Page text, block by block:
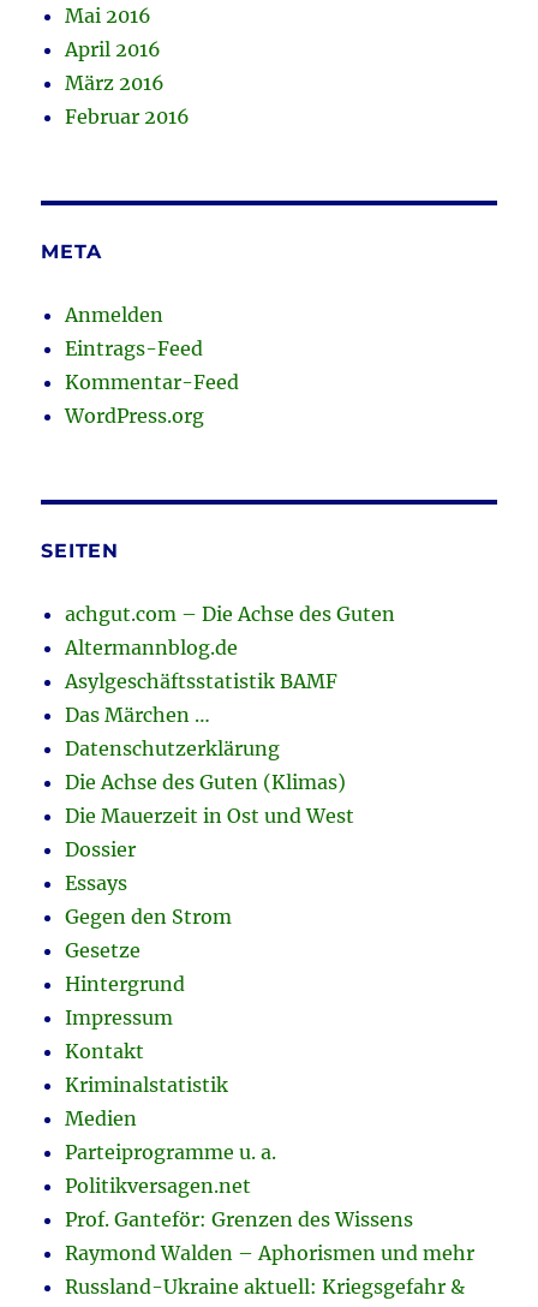
Mai 2016
April 2016
März 2016
Februar 2016
META
Anmelden
Eintrags-Feed
Kommentar-Feed
WordPress.org
SEITEN
achgut.com – Die Achse des Guten
Altermannblog.de
Asylgeschäftsstatistik BAMF
Das Märchen …
Datenschutzerklärung
Die Achse des Guten (Klimas)
Die Mauerzeit in Ost und West
Dossier
Essays
Gegen den Strom
Gesetze
Hintergrund
Impressum
Kontakt
Kriminalstatistik
Medien
Parteiprogramme u. a.
Politikversagen.net
Prof. Ganteför: Grenzen des Wissens
Raymond Walden – Aphorismen und mehr
Russland-Ukraine aktuell: Kriegsgefahr &